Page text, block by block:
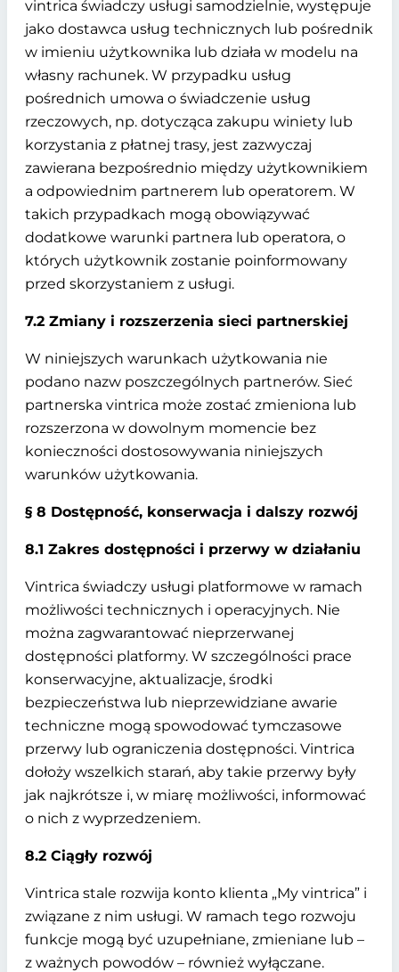
vintrica świadczy usługi samodzielnie, występuje
jako dostawca usług technicznych lub pośrednik
w imieniu użytkownika lub działa w modelu na
własny rachunek. W przypadku usług
pośrednich umowa o świadczenie usług
rzeczowych, np. dotycząca zakupu winiety lub
korzystania z płatnej trasy, jest zazwyczaj
zawierana bezpośrednio między użytkownikiem
a odpowiednim partnerem lub operatorem. W
takich przypadkach mogą obowiązywać
dodatkowe warunki partnera lub operatora, o
których użytkownik zostanie poinformowany
przed skorzystaniem z usługi.
7.2 Zmiany i rozszerzenia sieci partnerskiej
W niniejszych warunkach użytkowania nie
podano nazw poszczególnych partnerów. Sieć
partnerska vintrica może zostać zmieniona lub
rozszerzona w dowolnym momencie bez
konieczności dostosowywania niniejszych
warunków użytkowania.
§ 8 Dostępność, konserwacja i dalszy rozwój
8.1 Zakres dostępności i przerwy w działaniu
Vintrica świadczy usługi platformowe w ramach
możliwości technicznych i operacyjnych. Nie
można zagwarantować nieprzerwanej
dostępności platformy. W szczególności prace
konserwacyjne, aktualizacje, środki
bezpieczeństwa lub nieprzewidziane awarie
techniczne mogą spowodować tymczasowe
przerwy lub ograniczenia dostępności. Vintrica
dołoży wszelkich starań, aby takie przerwy były
jak najkrótsze i, w miarę możliwości, informować
o nich z wyprzedzeniem.
8.2 Ciągły rozwój
Vintrica stale rozwija konto klienta „My vintrica” i
związane z nim usługi. W ramach tego rozwoju
funkcje mogą być uzupełniane, zmieniane lub –
z ważnych powodów – również wyłączane.